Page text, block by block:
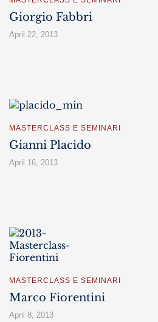
Giorgio Fabbri
April 22, 2013
MASTERCLASS E SEMINARI
Gianni Placido
April 16, 2013
MASTERCLASS E SEMINARI
Marco Fiorentini
April 8, 2013